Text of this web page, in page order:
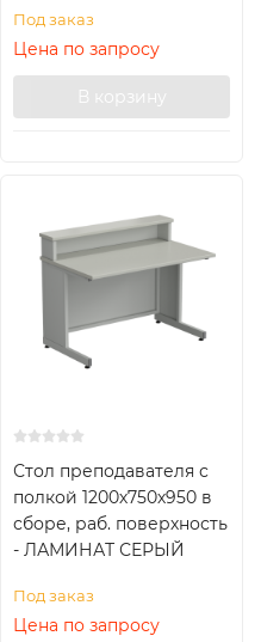
Под заказ
Цена по запросу
В корзину
Стол преподавателя с
полкой 1200х750х950 в
сборе, раб. поверхность
- ЛАМИНАТ СЕРЫЙ
Под заказ
Цена по запросу